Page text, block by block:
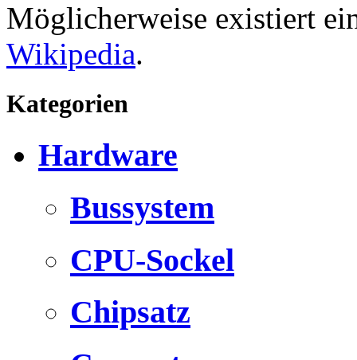
Möglicherweise existiert
Wikipedia.
Kategorien
Hardware
Bussystem
CPU-Sockel
Chipsatz